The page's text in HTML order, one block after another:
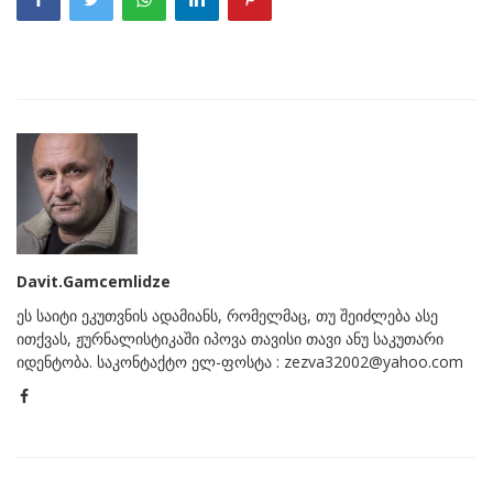
Davit.Gamcemlidze
ეს საიტი ეკუთვნის ადამიანს, რომელმაც, თუ შეიძლება ასე
ითქვას, ჟურნალისტიკაში იპოვა თავისი თავი ანუ საკუთარი
იდენტობა. საკონტაქტო ელ-ფოსტა : zezva32002@yahoo.com